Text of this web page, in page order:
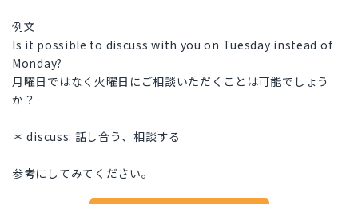
例文
Is it possible to discuss with you on Tuesday instead of
Monday?
月曜日ではなく火曜日にご相談いただくことは可能でしょう
か？
＊ discuss: 話し合う、相談する
参考にしてみてください。